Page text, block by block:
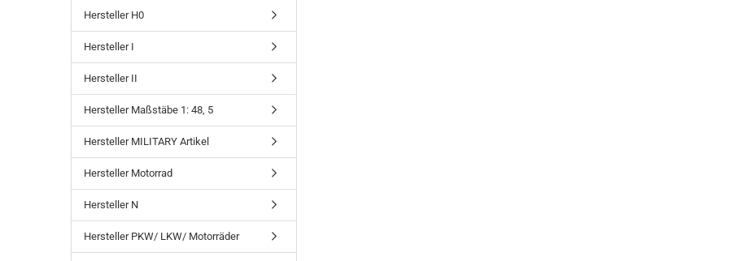
Hersteller H0
Hersteller I
Hersteller II
Hersteller Maßstäbe 1: 48, 5
Hersteller MILITARY Artikel
Hersteller Motorrad
Hersteller N
Hersteller PKW/ LKW/ Motorräder